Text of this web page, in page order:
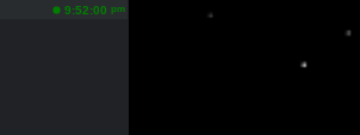
9:52:00 pm